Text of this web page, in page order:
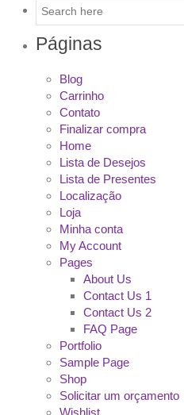
Páginas
Blog
Carrinho
Contato
Finalizar compra
Home
Lista de Desejos
Lista de Presentes
Localização
Loja
Minha conta
My Account
Pages
About Us
Contact Us 1
Contact Us 2
FAQ Page
Portfolio
Sample Page
Shop
Solicitar um orçamento
Wishlist